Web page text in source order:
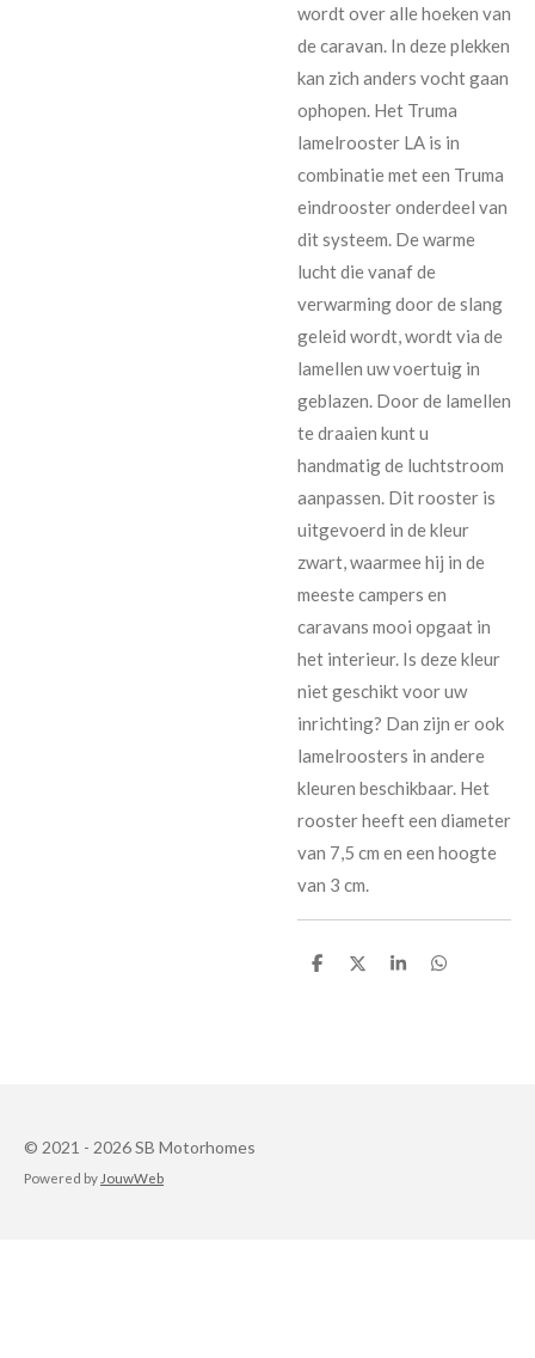
wordt over alle hoeken van
de caravan. In deze plekken
kan zich anders vocht gaan
ophopen. Het Truma
lamelrooster LA is in
combinatie met een Truma
eindrooster onderdeel van
dit systeem. De warme
lucht die vanaf de
verwarming door de slang
geleid wordt, wordt via de
lamellen uw voertuig in
geblazen. Door de lamellen
te draaien kunt u
handmatig de luchtstroom
aanpassen. Dit rooster is
uitgevoerd in de kleur
zwart, waarmee hij in de
meeste campers en
caravans mooi opgaat in
het interieur. Is deze kleur
niet geschikt voor uw
inrichting? Dan zijn er ook
lamelroosters in andere
kleuren beschikbaar. Het
rooster heeft een diameter
van 7,5 cm en een hoogte
van 3 cm.
D
D
S
D
© 2021 - 2026 SB Motorhomes
Powered by JouwWeb